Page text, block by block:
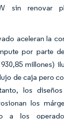
sin renovar
aceleran la
por parte
millones)
de caja pero
los
los
a los